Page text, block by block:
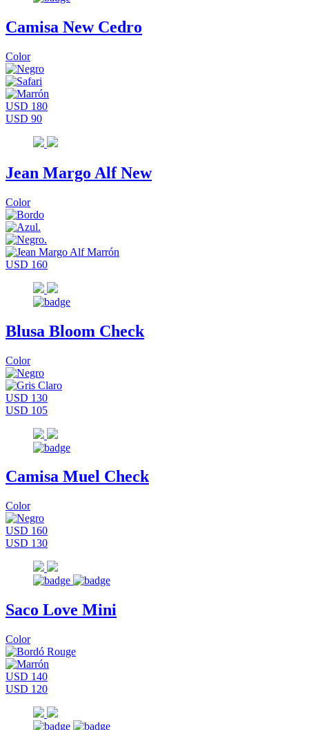
Camisa New Cedro
Color
USD 180
USD 90
Jean Margo Alf New
Color
USD 160
Blusa Bloom Check
Color
USD 130
USD 105
Camisa Muel Check
Color
USD 160
USD 130
Saco Love Mini
Color
USD 140
USD 120